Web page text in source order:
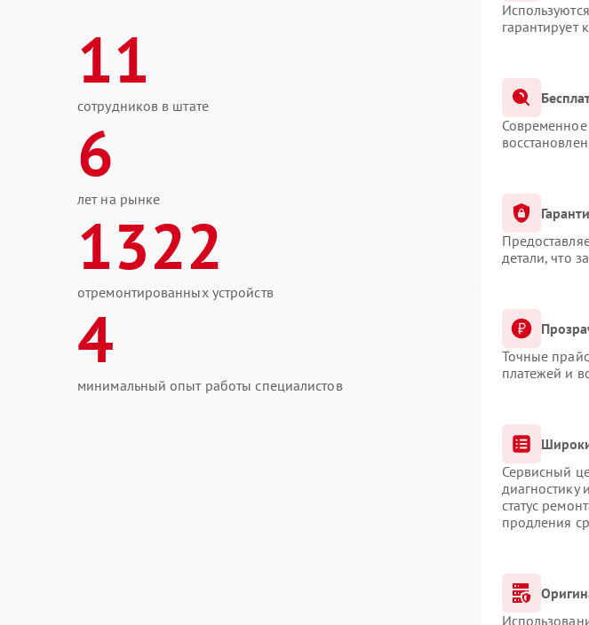
11
сотрудников в штате
6
лет на рынке
1322
отремонтированных устройств
4
минимальный опыт работы специалистов
гарантирует
детали, что
Точные
платежей и
Сервисный
диагностику
статус
продления